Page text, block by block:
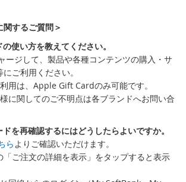
関するご質問＞
使い方を教えてください。
ージして、製品や各種コンテンツの購入・サ
ご利用ください。
用は、Apple Gift Cardのみ可能です。
に関してのご不明点は各ブランドへお問い合
を再確認するにはどうしたらよいですか。
ら よりご確認いただけます。
「ご注文の詳細を表示」をタップすると表示